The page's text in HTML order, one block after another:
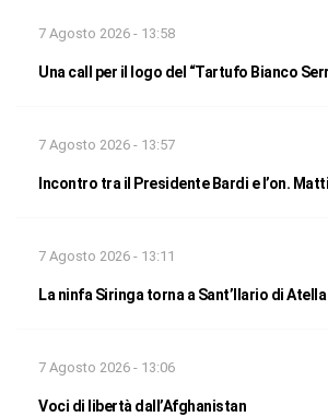
7 Agosto 2026 - 13:58
Una call per il logo del “Tartufo Bianco
7 Agosto 2026 - 13:57
Incontro tra il Presidente Bardi e l’on.
7 Agosto 2026 - 13:11
La ninfa Siringa torna a Sant’Ilario di Atella
7 Agosto 2026 - 13:06
Voci di libertà dall’Afghanistan